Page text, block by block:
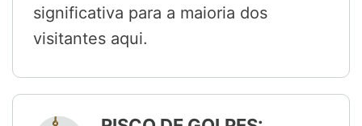
significativa para a maioria dos
visitantes aqui.